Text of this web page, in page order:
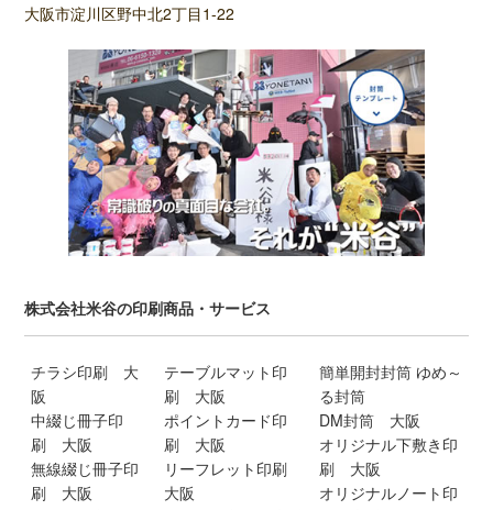
大阪市淀川区野中北2丁目1-22
株式会社米谷の印刷商品・サービス
チラシ印刷 大
阪
中綴じ冊子印
刷 大阪
無線綴じ冊子印
刷 大阪
テーブルマット印
刷 大阪
ポイントカード印
刷 大阪
リーフレット印刷
大阪
簡単開封封筒 ゆめ～
る封筒
DM封筒 大阪
オリジナル下敷き印
刷 大阪
オリジナルノート印